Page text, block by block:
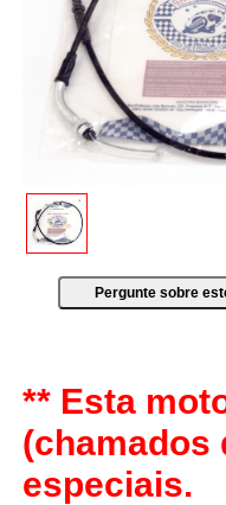
** Esta
(chamados
especiais.